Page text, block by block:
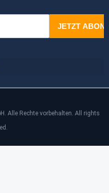
Alle Rechte vorbehalten. All rights